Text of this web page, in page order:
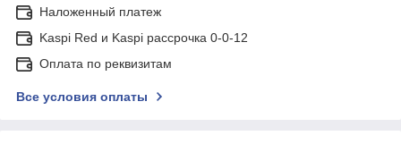
Наложенный платеж
Kaspi Red и Kaspi рассрочка 0-0-12
Оплата по реквизитам
Все условия оплаты